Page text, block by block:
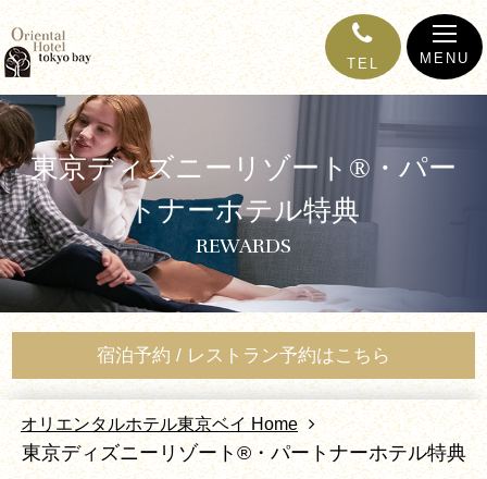
MENU
TEL
東京ディズニーリゾート®・パー
トナーホテル特典
REWARDS
宿泊予約 / レストラン予約はこちら
オリエンタルホテル東京ベイ Home
東京ディズニーリゾート®・パートナーホテル特典